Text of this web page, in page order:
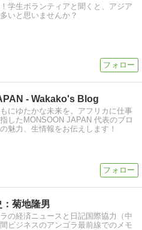
学生ボランティアと聞くと、アジア
いと思いませんか？
- Wakako's Blog
にゆたかな未来を。アフリカに仕事
したMONSOON JAPAN 代表のブロ
魅力、生情報をお伝えします！
菊地隆男
の経済ニュースと日記国際協力（中
ビジネスのアンゴラ最前線でのメモ